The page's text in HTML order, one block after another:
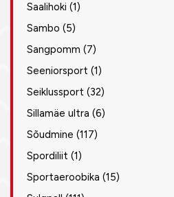
Saalihoki (1)
Sambo (5)
Sangpomm (7)
Seeniorsport (1)
Seiklussport (32)
Sillamäe ultra (6)
Sõudmine (117)
Spordiliit (1)
Sportaeroobika (15)